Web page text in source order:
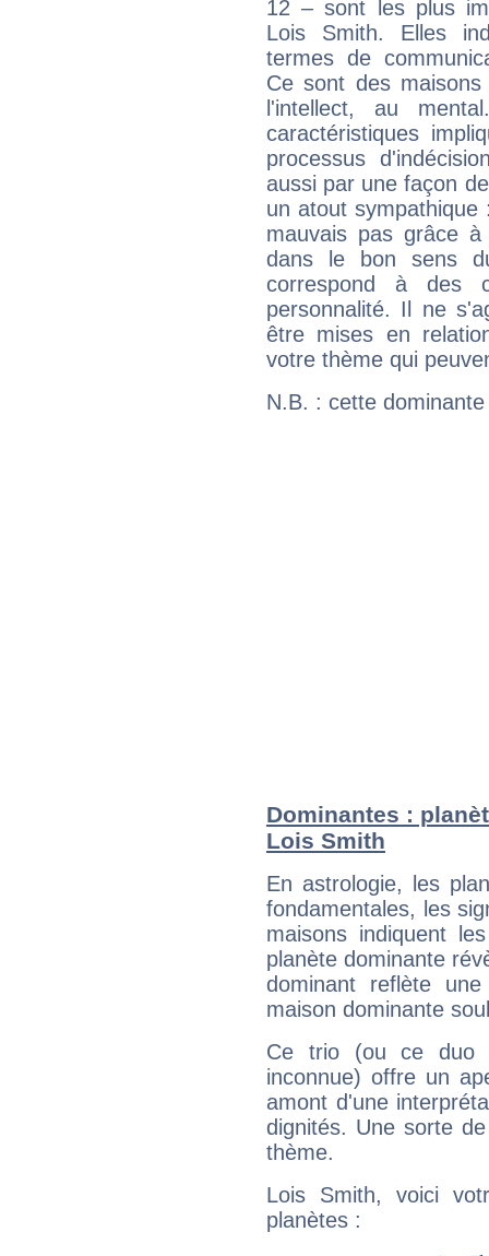
12 – sont les plus
Lois Smith. Elles
termes de
Ce sont des
l'intellect, au
caractéristiques
processus
aussi par une façon
un atout
mauvais pas grâce
dans le bon sens
correspond à des
personnalité. Il ne
être mises en
votre thème qui
N.B. : cette
Dominantes :
Lois Smith
En astrologie, les
fondamentales, les
maisons indiquent
planète dominante
dominant reflète
maison dominante
Ce trio (ou ce duo
inconnue) offre un
amont d'une
dignités. Une sorte
thème.
Lois Smith, voici
planètes :